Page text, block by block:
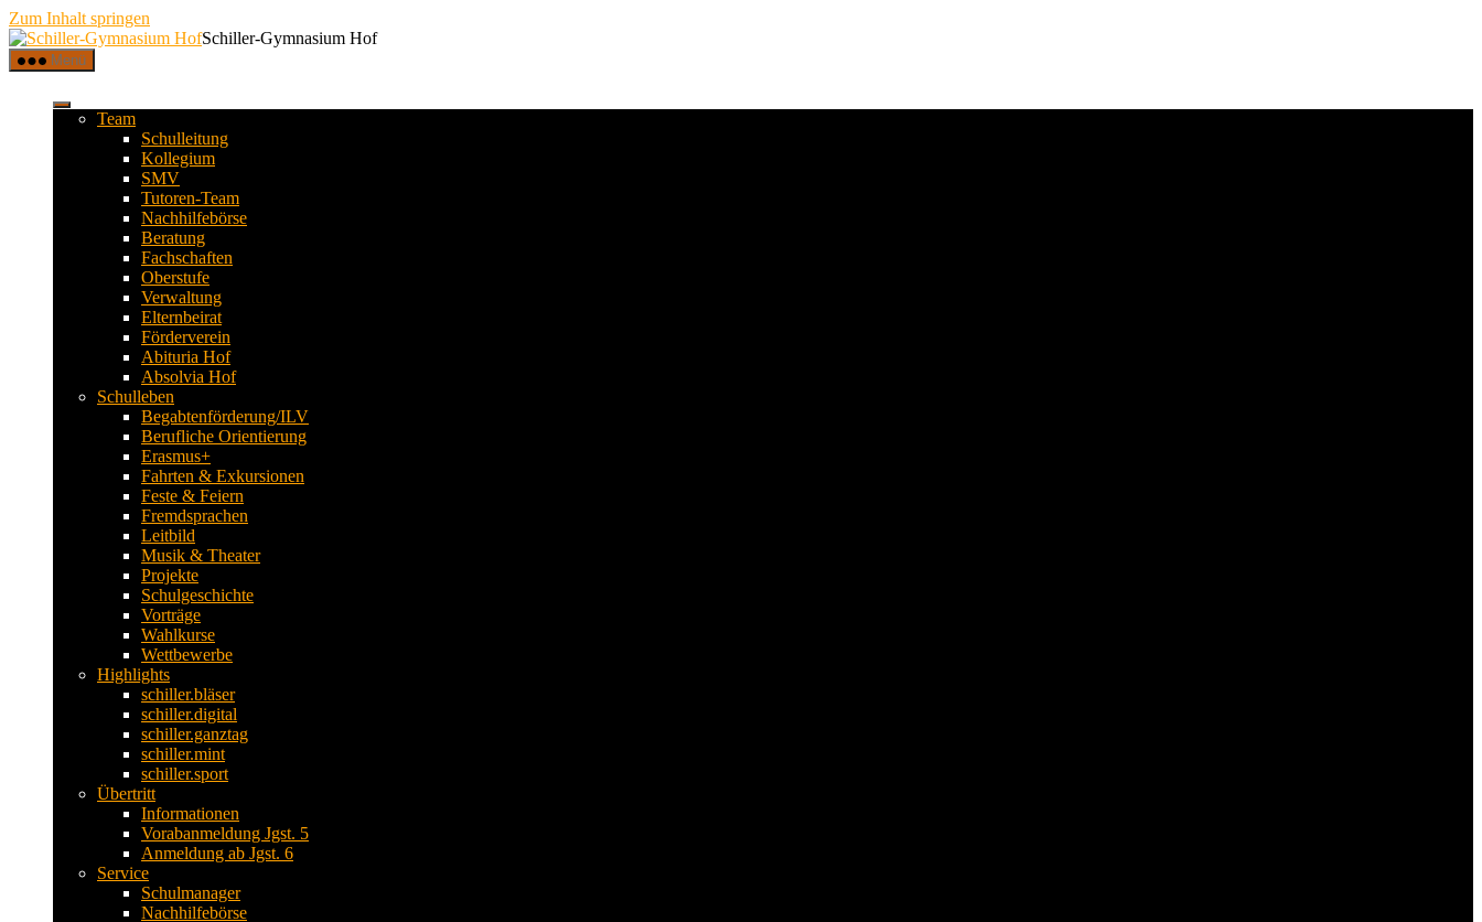
Zum Inhalt springen
Schiller-Gymnasium Hof
Menü
Team
Schulleitung
Kollegium
SMV
Tutoren-Team
Nachhilfebörse
Beratung
Fachschaften
Oberstufe
Verwaltung
Elternbeirat
Förderverein
Abituria Hof
Absolvia Hof
Schulleben
Begabtenförderung/ILV
Berufliche Orientierung
Erasmus+
Fahrten & Exkursionen
Feste & Feiern
Fremdsprachen
Leitbild
Musik & Theater
Projekte
Schulgeschichte
Vorträge
Wahlkurse
Wettbewerbe
Highlights
schiller.bläser
schiller.digital
schiller.ganztag
schiller.mint
schiller.sport
Übertritt
Informationen
Vorabanmeldung Jgst. 5
Anmeldung ab Jgst. 6
Service
Schulmanager
Nachhilfebörse